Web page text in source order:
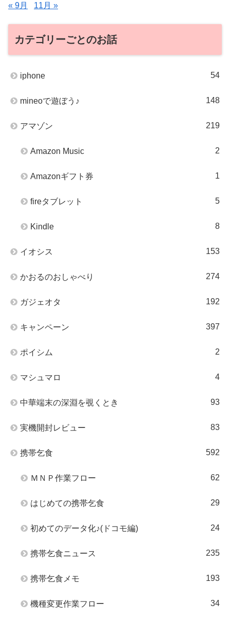
« 9月 11月 »
カテゴリーごとのお話
iphone 54
mineoで遊ぼう♪ 148
アマゾン 219
Amazon Music 2
Amazonギフト券 1
fireタブレット 5
Kindle 8
イオシス 153
かおるのおしゃべり 274
ガジェオタ 192
キャンペーン 397
ポイシム 2
マシュマロ 4
中華端末の深淵を覗くとき 93
実機開封レビュー 83
携帯乞食 592
ＭＮＰ作業フロー 62
はじめての携帯乞食 29
初めてのデータ化♪(ドコモ編) 24
携帯乞食ニュース 235
携帯乞食メモ 193
機種変更作業フロー 34